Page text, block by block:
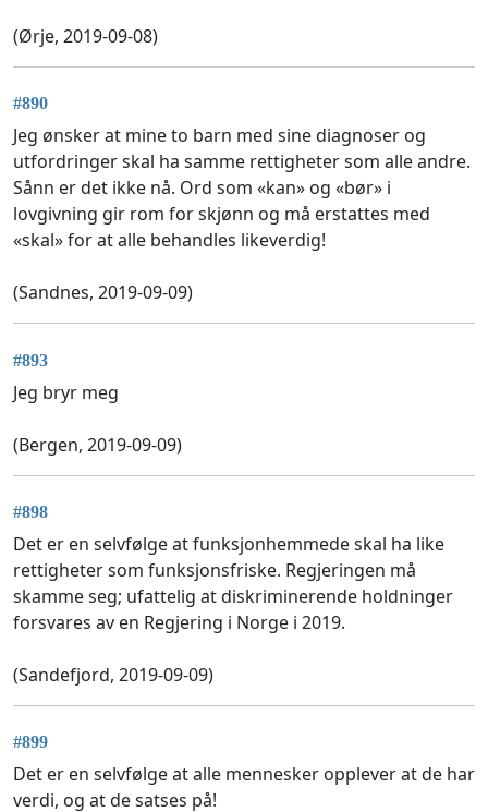
(Ørje, 2019-09-08)
#890
Jeg ønsker at mine to barn med sine diagnoser og
utfordringer skal ha samme rettigheter som alle andre.
Sånn er det ikke nå. Ord som «kan» og «bør» i
lovgivning gir rom for skjønn og må erstattes med
«skal» for at alle behandles likeverdig!
(Sandnes, 2019-09-09)
#893
Jeg bryr meg
(Bergen, 2019-09-09)
#898
Det er en selvfølge at funksjonhemmede skal ha like
rettigheter som funksjonsfriske. Regjeringen må
skamme seg; ufattelig at diskriminerende holdninger
forsvares av en Regjering i Norge i 2019.
(Sandefjord, 2019-09-09)
#899
Det er en selvfølge at alle mennesker opplever at de har
verdi, og at de satses på!